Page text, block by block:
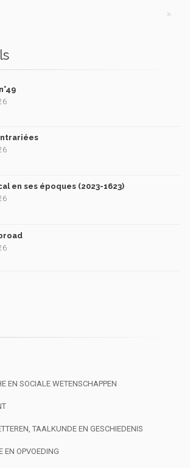
en ses époques (2023-1623)
EN SOCIALE WETENSCHAPPEN
TAALKUNDE EN GESCHIEDENIS
EN OPVOEDING